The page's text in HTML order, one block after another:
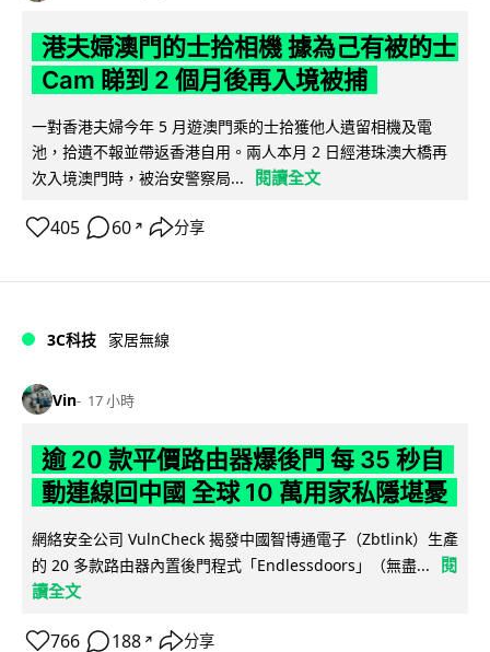
港夫婦澳門的士拾相機 據為己有被的士
Cam 睇到 2 個月後再入境被捕
一對香港夫婦今年 5 月遊澳門乘的士拾獲他人遺留相機及電
池，拾遺不報並帶返香港自用。兩人本月 2 日經港珠澳大橋再
次入境澳門時，被治安警察局...
閱讀全文
405 60 ↗ 分享
3C科技 家居無線
Vin 17 小時
逾 20 款平價路由器爆後門 每 35 秒自
動連線回中國 全球 10 萬用家私隱堪憂
網絡安全公司 VulnCheck 揭發中國智博通電子（Zbtlink）生產
的 20 多款路由器內置後門程式「Endlessdoors」（無盡...
閱
讀全文
766 188 ↗ 分享